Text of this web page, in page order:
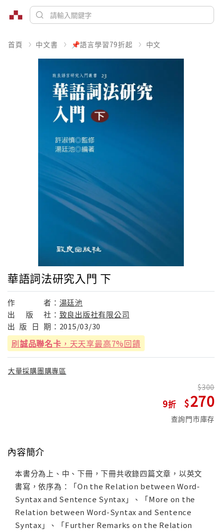
首頁 中文書 📌語言學習79折起 中文
華語詞法研究入門 下
作 者： 湯廷池
出
版 社： 致良出版社有限公司
出 版 日 期： 2015/03/30
刷誠品聯名卡 ，天天享最高7%回饋
大量採購團購專區
9
300
270
查詢門市庫存
內容簡介
本書分為上、中、下冊，下冊共收錄四篇文章，以英文
書寫，依序為：「On the Relation between Word-
Syntax and Sentence Syntax」、「More on the
Relation between Word-Syntax and Sentence
Syntax」、「Further Remarks on the Relation